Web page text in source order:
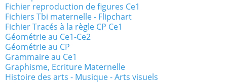
Fichier reproduction de figures Ce1
Fichiers Tbi maternelle - Flipchart
Fichier Tracés à la règle CP Ce1
Géométrie au Ce1-Ce2
Géométrie au CP
Grammaire au Ce1
Graphisme, Ecriture Maternelle
Histoire des arts - Musique - Arts visuels